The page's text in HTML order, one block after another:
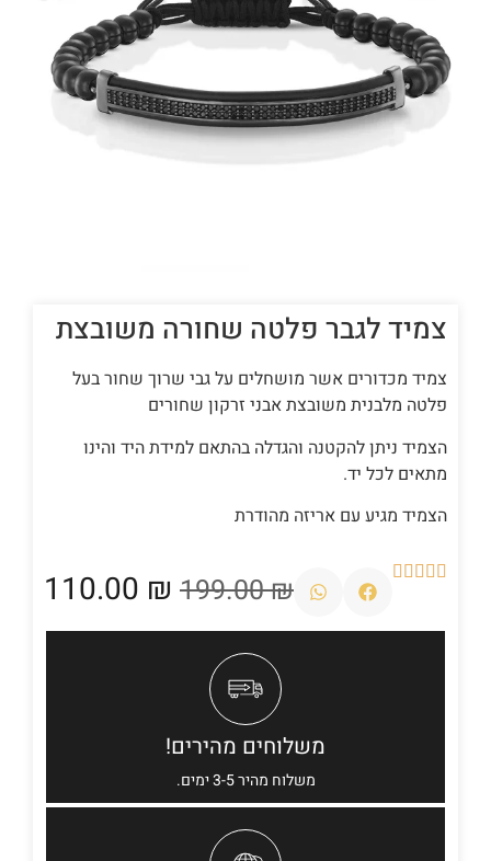
צמיד לגבר פלטה שחורה משובצת
צמיד מכדורים אשר מושחלים על גבי שרוך שחור בעל
פלטה מלבנית משובצת אבני זרקון שחורים
הצמיד ניתן להקטנה והגדלה בהתאם למידת היד והינו
מתאים לכל יד.
הצמיד מגיע עם אריזה מהודרת



199.00₪
110.00₪
משלוחים מהירים!
משלוח מהיר 3-5 ימים.